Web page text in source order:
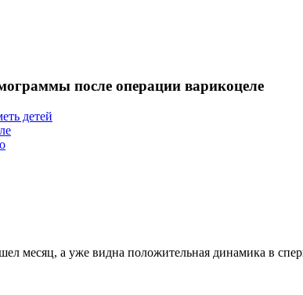
после операции варикоцеле
детей
месяц, а уже видна положительная динамика в